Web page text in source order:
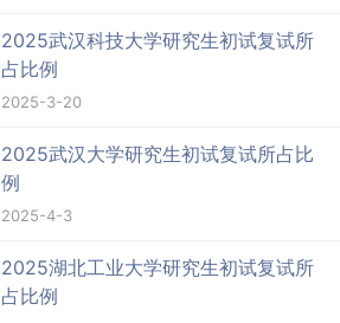
2025武汉科技大学研究生初试复试所
占比例
2025-3-20
2025武汉大学研究生初试复试所占比
例
2025-4-3
2025湖北工业大学研究生初试复试所
占比例